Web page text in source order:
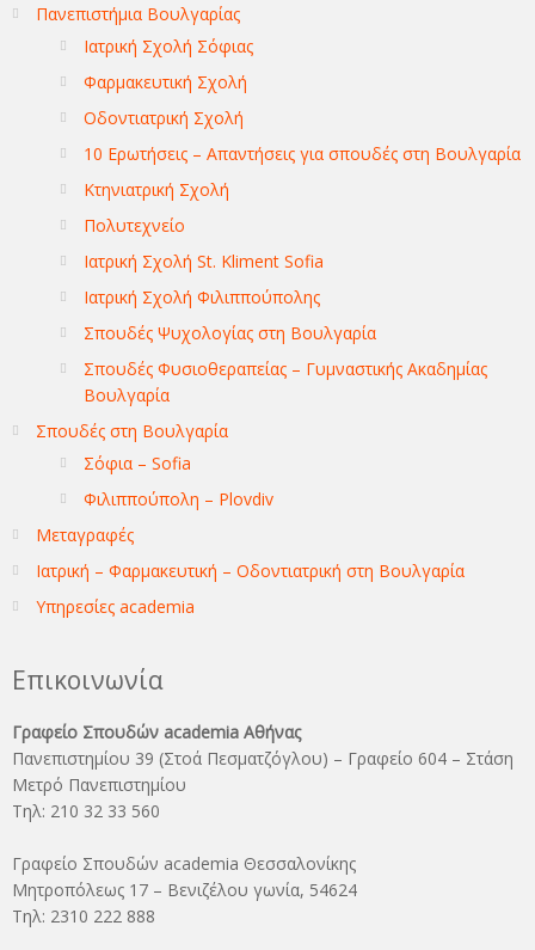
Πανεπιστήμια Βουλγαρίας
Ιατρική Σχολή Σόφιας
Φαρμακευτική Σχολή
Οδοντιατρική Σχολή
10 Ερωτήσεις – Απαντήσεις για σπουδές στη Βουλγαρία
Κτηνιατρική Σχολή
Πολυτεχνείο
Ιατρική Σχολή St. Kliment Sofia
Ιατρική Σχολή Φιλιππούπολης
Σπουδές Ψυχολογίας στη Βουλγαρία
Σπουδές Φυσιοθεραπείας – Γυμναστικής Ακαδημίας
Βουλγαρία
Σπουδές στη Βουλγαρία
Σόφια – Sofia
Φιλιππούπολη – Plovdiv
Μεταγραφές
Ιατρική – Φαρμακευτική – Οδοντιατρική στη Βουλγαρία
Υπηρεσίες academia
Επικοινωνία
Γραφείο Σπουδών academia Αθήνας
Πανεπιστημίου 39 (Στοά Πεσματζόγλου) – Γραφείο 604 – Στάση
Μετρό Πανεπιστημίου
Τηλ: 210 32 33 560
Γραφείο Σπουδών academia Θεσσαλονίκης
Μητροπόλεως 17 – Βενιζέλου γωνία, 54624
Τηλ: 2310 222 888